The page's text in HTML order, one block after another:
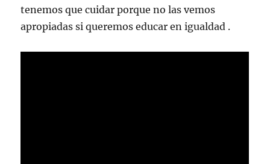
tenemos que cuidar porque no las vemos
apropiadas si queremos educar en igualdad .